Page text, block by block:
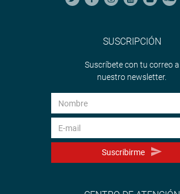
SUSCRIPCIÓN
Suscríbete con tu correo a
nuestro newsletter.
Suscribirme